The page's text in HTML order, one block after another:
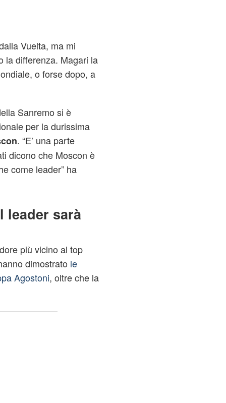
Vuelta, ma mi
la differenza. Magari la
o forse dopo, a
Sanremo si è
per la durissima
. “E’ una parte
dicono che Moscon è
come leader” ha
leader sarà
più vicino al top
dimostrato le
Agostoni, oltre che la